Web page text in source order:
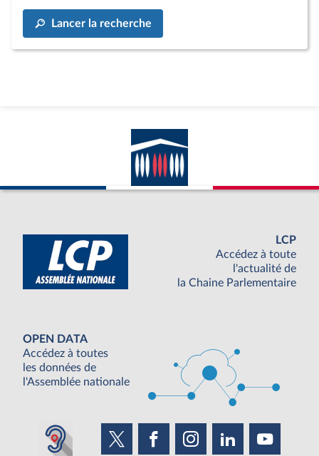
Lancer la recherche
LCP
Accédez à toute
l'actualité de
la Chaine Parlementaire
OPEN DATA
Accédez à toutes
les données de
l'Assemblée nationale